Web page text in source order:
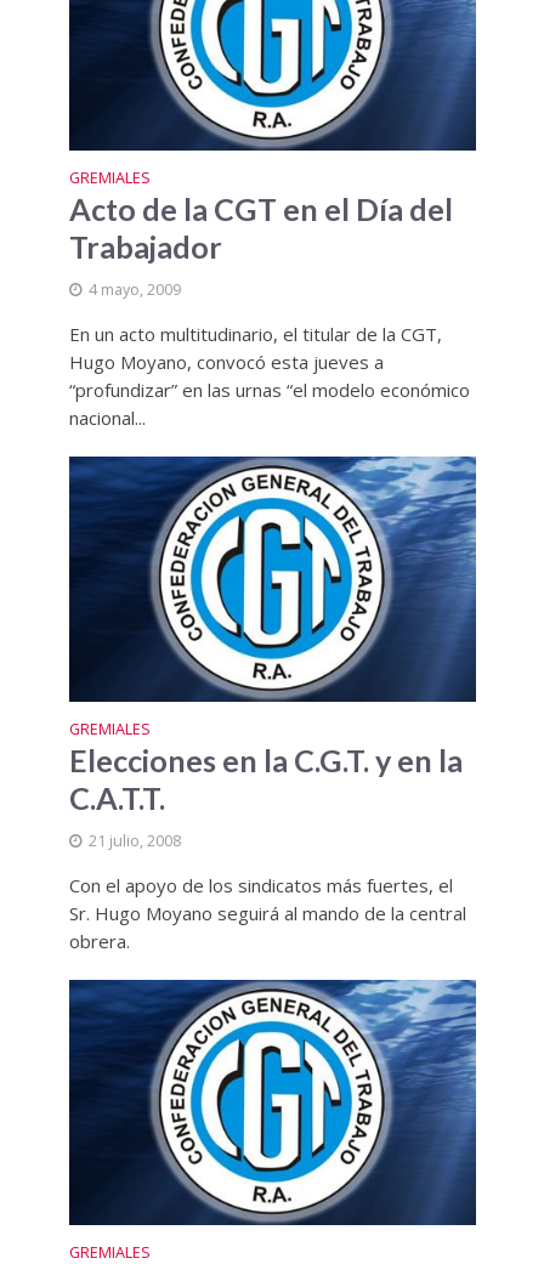
GREMIALES
Acto de la CGT en el Día del
Trabajador
4 mayo, 2009
En un acto multitudinario, el titular de la CGT,
Hugo Moyano, convocó esta jueves a
“profundizar” en las urnas “el modelo económico
nacional...
GREMIALES
Elecciones en la C.G.T. y en la
C.A.T.T.
21 julio, 2008
Con el apoyo de los sindicatos más fuertes, el
Sr. Hugo Moyano seguirá al mando de la central
obrera.
GREMIALES